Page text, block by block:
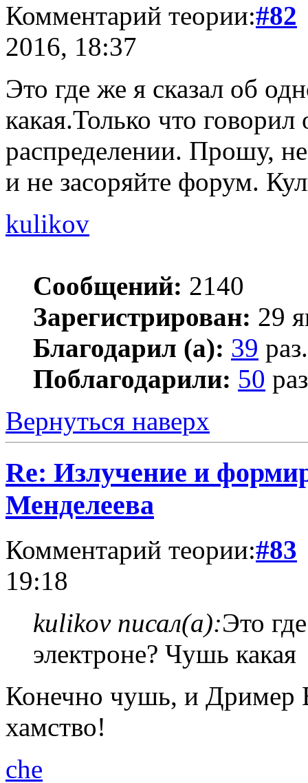
Комментарий теории:#82
2016, 18:37
Это где же я сказал об
какая.Только что
распределении. Прошу,
и не засоряйте форум.
kulikov
Сообщений: 2140
Зарегистрирован: 29
Благодарил (а): 39 раз.
Поблагодарили: 50
Вернуться наверх
Re: Излучение и
Менделеева
Комментарий теории:#83
19:18
kulikov писал(а):Это
электроне? Чушь какая
Конечно чушь, и Дример
хамство!
che